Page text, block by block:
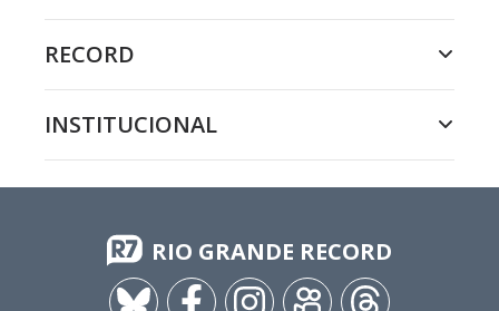
RECORD
INSTITUCIONAL
RIO GRANDE RECORD